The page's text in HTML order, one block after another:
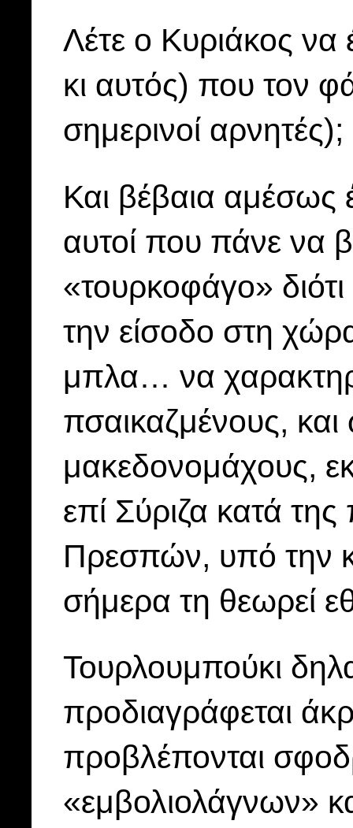
Λέτε ο Κυριάκος να
κι αυτός) που τον
σημερινοί
Και βέβαια αμέσως
αυτοί που πάνε να
«τουρκοφάγο»
την είσοδο στη
μπλα… να
πσαικαζμένους,
μακεδονομάχους,
επί Σύριζα κατά
Πρεσπών, υπό την
σήμερα τη θεωρεί
Τουρλουμπούκι
προδιαγράφεται
προβλέπονται
«εμβολιολάγνων»